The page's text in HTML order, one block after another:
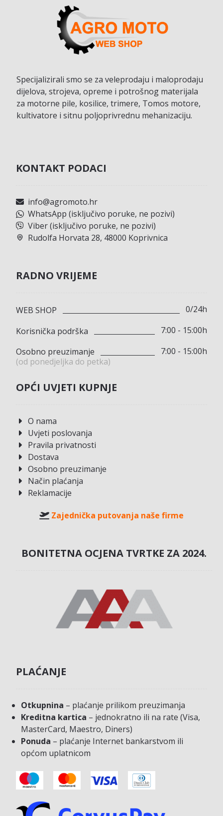
Specijalizirali smo se za veleprodaju i maloprodaju
dijelova, strojeva, opreme i potrošnog materijala
za motorne pile, kosilice, trimere, Tomos motore,
kultivatore i sitnu poljoprivrednu mehanizaciju.
KONTAKT PODACI
info@agromoto.hr
WhatsApp (isključivo poruke, ne pozivi)
Viber (isključivo poruke, ne pozivi)
Rudolfa Horvata 28, 48000 Koprivnica
RADNO VRIJEME
WEB SHOP
0/24h
Korisnička podrška
7:00 - 15:00h
Osobno preuzimanje
(od ponedjeljka do petka)
7:00 - 15:00h
OPĆI UVJETI KUPNJE
O nama
Uvjeti poslovanja
Pravila privatnosti
Dostava
Osobno preuzimanje
Način plaćanja
Reklamacije
Zajednička putovanja naše firme
BONITETNA OCJENA TVRTKE ZA 2024.
PLAĆANJE
Otkupnina – plaćanje prilikom preuzimanja
Kreditna kartica – jednokratno ili na rate (Visa,
MasterCard, Maestro, Diners)
Ponuda – plaćanje Internet bankarstvom ili
općom uplatnicom